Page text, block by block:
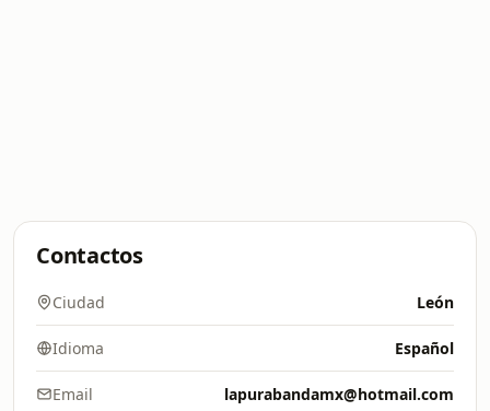
Contactos
Ciudad León
Idioma Español
Email lapurabandamx@hotmail.com